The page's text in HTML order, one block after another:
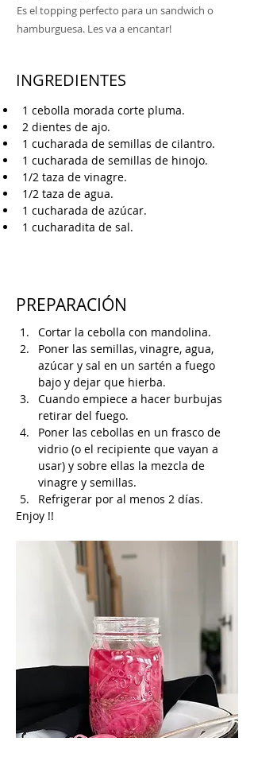
Es el topping perfecto para un sandwich o
hamburguesa. Les va a encantar!
INGREDIENTES
1 cebolla morada corte pluma.
2 dientes de ajo.
1 cucharada de semillas de cilantro.
1 cucharada de semillas de hinojo.
1/2 taza de vinagre.
1/2 taza de agua.
1 cucharada de azúcar.
1 cucharadita de sal.
PREPARACIÓN
Cortar la cebolla con mandolina.
Poner las semillas, vinagre, agua,
azúcar y sal en un sartén a fuego
bajo y dejar que hierba.
Cuando empiece a hacer burbujas
retirar del fuego.
Poner las cebollas en un frasco de
vidrio (o el recipiente que vayan a
usar) y sobre ellas la mezcla de
vinagre y semillas.
Refrigerar por al menos 2 días.
Enjoy !!